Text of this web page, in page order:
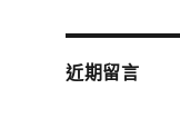
近期留言